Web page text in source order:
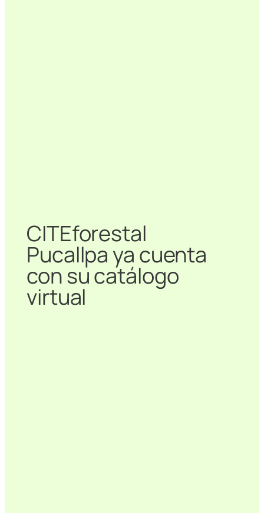
CITEforestal
Pucallpa ya cuenta
con su catálogo
virtual